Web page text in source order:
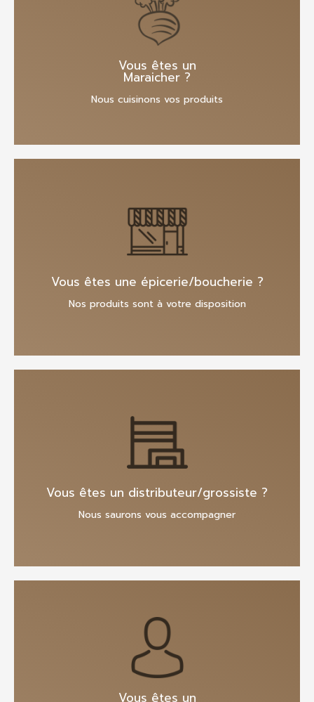
Vous êtes un
Maraicher ?
Nous cuisinons vos produits
En savoir plus
Vous êtes une épicerie/boucherie ?
Nos produits sont à votre disposition
En savoir plus
Vous êtes un distributeur/grossiste ?
Nous saurons vous accompagner
En savoir plus
Vous êtes un
En savoir plus